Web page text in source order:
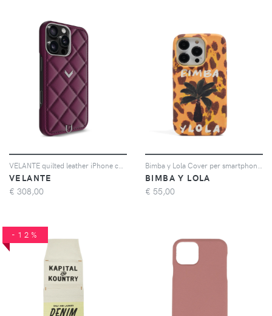
VELANTE
€ 308,00
BIMBA Y LOLA
€ 55,00
-12%